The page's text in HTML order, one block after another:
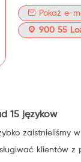
Pokaż e-
900 55
15 języków
zaistnieliśmy
klientów